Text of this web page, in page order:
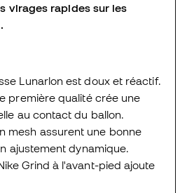
virages rapides sur les
Lunarlon est doux et réactif.
première qualité crée une
au contact du ballon.
mesh assurent une bonne
ajustement dynamique.
Grind à l'avant-pied ajoute